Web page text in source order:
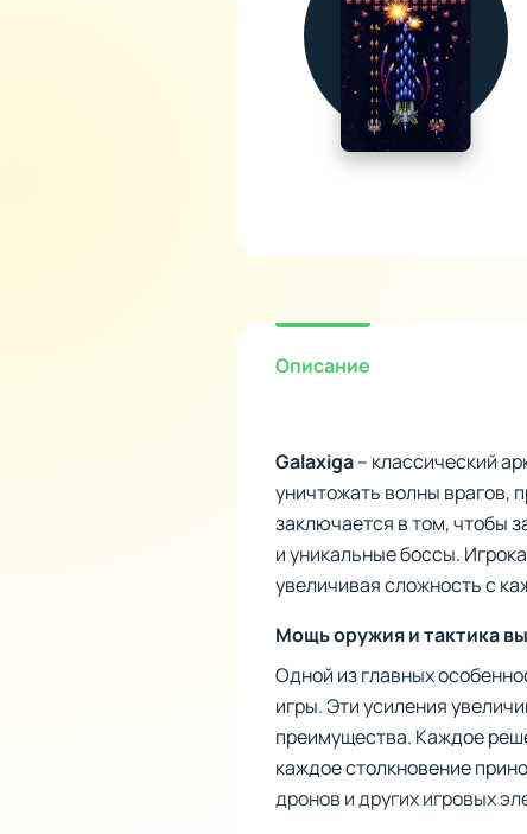
Описание
Galaxiga– классический
уничтожать волны врагов,
заключается в том, чтобы
и уникальные боссы.
увеличивая сложность с
Мощь оружия и тактика
Одной из главных
игры. Эти усиления
преимущества. Каждое
каждое столкновение
дронов и других игровых